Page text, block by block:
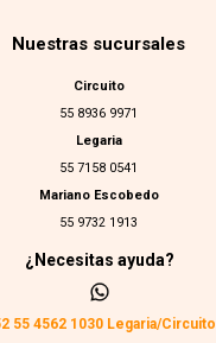
Nuestras sucursales
Circuito
55 8936 9971
Legaria
55 7158 0541
Mariano Escobedo
55 9732 1913
¿Necesitas ayuda?
55 4562 1030 Legaria/Circuito